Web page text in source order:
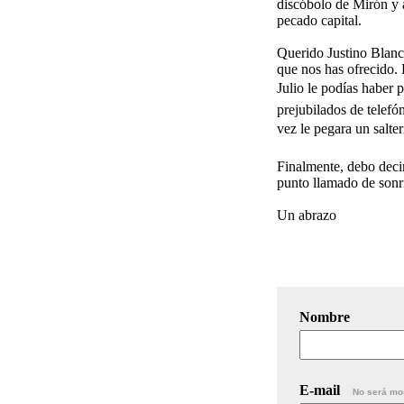
discóbolo de Mirón y
pecado capital.
Querido Justino
que nos has ofrecido.
Julio le podías haber
prejubilados de
vez le pegara un
Finalmente, debo
punto llamado de
Un abrazo
Nombre
E-mail No será